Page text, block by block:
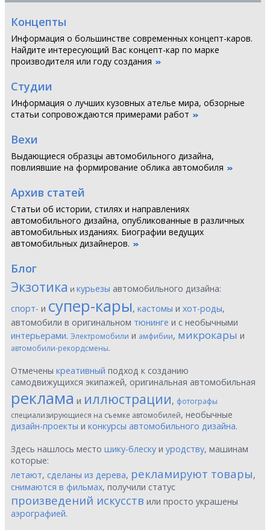
Концепты
Информация о большинстве современных концепт-каров.
Найдите интересующий Вас концепт-кар по марке
производителя или году создания
Студии
Информация о лучших кузовных ателье мира, обзорные
статьи сопровождаются примерами работ
Вехи
Выдающиеся образцы автомобильного дизайна,
повлиявшие на формирование облика автомобиля
Архив статей
Статьи об истории, стилях и направлениях
автомобильного дизайна, опубликованные в различных
автомобильных изданиях. Биографии ведущих
автомобильных дизайнеров.
Блог
Экзотика и курьезы автомобильного дизайна:
спорт- и супер-кары, кастомы и хот-роды,
автомобили в оригинальном тюнинге и с необычными
интерьерами. Электромобили и амфибии, микрокары и
автомобили-рекордсмены.
Отмечены креативный подход к созданию
самодвижущихся экипажей, оригинальная автомобильная
реклама и иллюстрации, фотографы
специализирующиеся на съемке автомобилей, необычные
дизайн-проекты и конкурсы автомобильного дизайна.
Здесь нашлось место шику-блеску и уродству, машинам
которые:
летают, сделаны из дерева, рекламируют товары,
снимаются в фильмах, получили статус
произведений искусств или просто украшены
аэрографией.